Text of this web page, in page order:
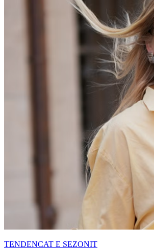
TENDENCAT E SEZONIT